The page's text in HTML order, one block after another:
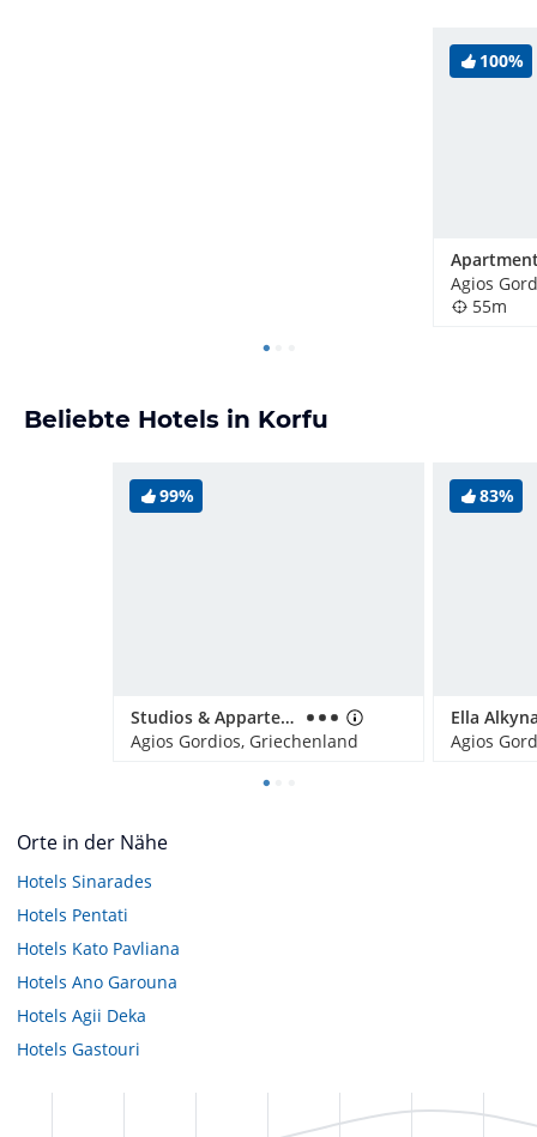
100%
Agios
55m
Beliebte Hotels in Korfu
99%
Studios & Appartements Belvedere
Agios Gordios, Griechenland
83%
Ella
Agios
Orte in der Nähe
Hotels Sinarades
Hotels Pentati
Hotels Kato Pavliana
Hotels Ano Garouna
Hotels Agii Deka
Hotels Gastouri